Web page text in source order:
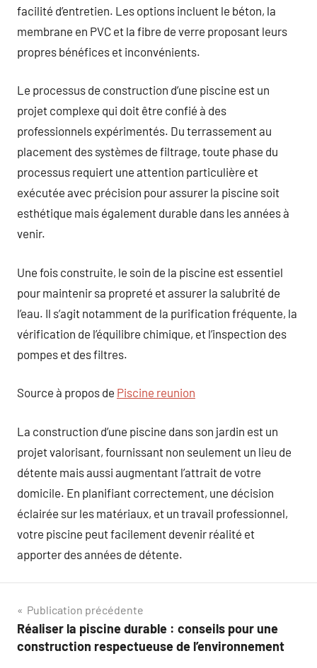
facilité d’entretien. Les options incluent le béton, la
membrane en PVC et la fibre de verre proposant leurs
propres bénéfices et inconvénients.
Le processus de construction d’une piscine est un
projet complexe qui doit être confié à des
professionnels expérimentés. Du terrassement au
placement des systèmes de filtrage, toute phase du
processus requiert une attention particulière et
exécutée avec précision pour assurer la piscine soit
esthétique mais également durable dans les années à
venir.
Une fois construite, le soin de la piscine est essentiel
pour maintenir sa propreté et assurer la salubrité de
l’eau. Il s’agit notamment de la purification fréquente, la
vérification de l’équilibre chimique, et l’inspection des
pompes et des filtres.
Source à propos de Piscine reunion
La construction d’une piscine dans son jardin est un
projet valorisant, fournissant non seulement un lieu de
détente mais aussi augmentant l’attrait de votre
domicile. En planifiant correctement, une décision
éclairée sur les matériaux, et un travail professionnel,
votre piscine peut facilement devenir réalité et
apporter des années de détente.
Navigation
de
Publication précédente
Réaliser la piscine durable : conseils pour une
construction respectueuse de l’environnement